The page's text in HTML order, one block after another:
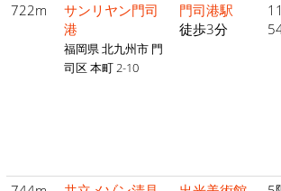
722m
サンリヤン門司
港
福岡県 北九州市 門
司区 本町 2-10
門司港駅
徒歩3分